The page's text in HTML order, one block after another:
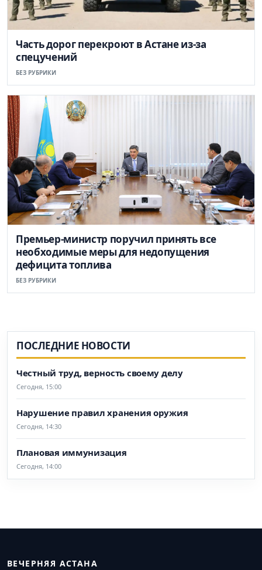
Часть дорог перекроют в Астане из-за
спецучений
БЕЗ РУБРИКИ
Премьер-министр поручил принять все
необходимые меры для недопущения
дефицита топлива
БЕЗ РУБРИКИ
ПОСЛЕДНИЕ НОВОСТИ
Честный труд, верность своему делу
Сегодня, 15:00
Нарушение правил хранения оружия
Сегодня, 14:30
Плановая иммунизация
Сегодня, 14:00
ВЕЧЕРНЯЯ АСТАНА